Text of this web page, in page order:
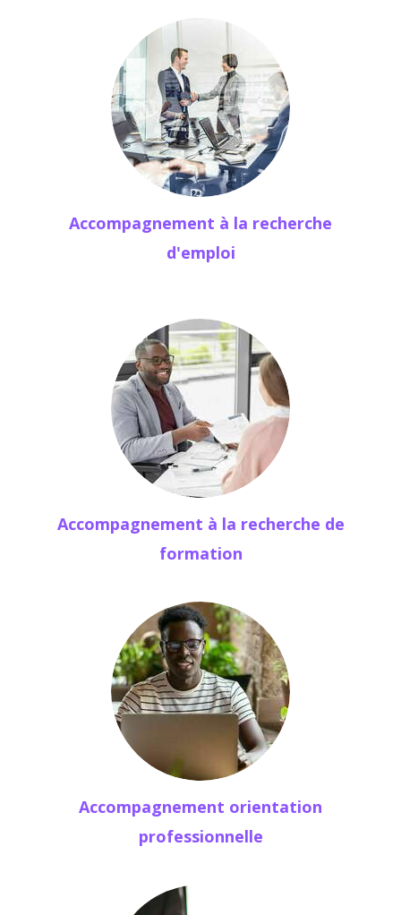
Accompagnement à la recherche
d'emploi
Accompagnement à la recherche de
formation
Accompagnement orientation
professionnelle